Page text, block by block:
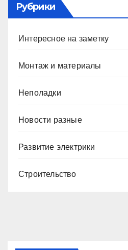
Рубрики
Интересное на заметку
Монтаж и материалы
Неполадки
Новости разные
Развитие электрики
Строительство